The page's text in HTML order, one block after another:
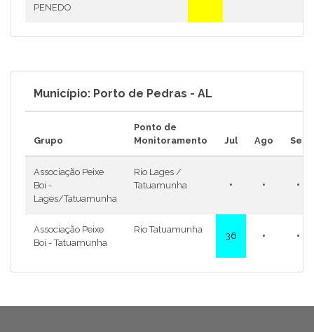
PENEDO
Município: Porto de Pedras - AL
Grupo
Ponto de
Monitoramento
Jul Ago Set
Associação Peixe
Boi -
Lages/Tatuamunha
Rio Lages /
Tatuamunha
• • •
Associação Peixe
Boi - Tatuamunha
Rio Tatuamunha
36 • •